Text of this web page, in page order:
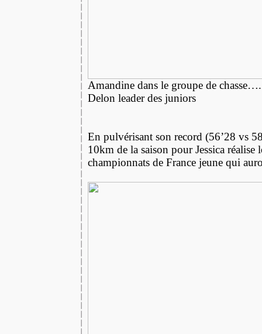
Amandine dans le groupe de
Delon leader des juniors
En pulvérisant son record (56’28 vs
10km de la saison pour Jessica
championnats de France jeune qui